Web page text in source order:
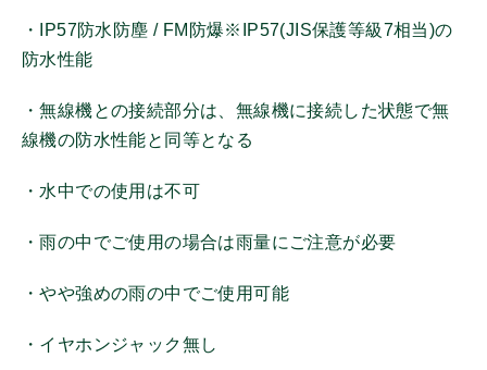
・IP57防水防塵 / FM防爆※IP57(JIS保護等級7相当)の
防水性能
・無線機との接続部分は、無線機に接続した状態で無
線機の防水性能と同等となる
・水中での使用は不可
・雨の中でご使用の場合は雨量にご注意が必要
・やや強めの雨の中でご使用可能
・イヤホンジャック無し
その他メーカー
商品種別
その他
その他機器
固定局/車載機アンテナ